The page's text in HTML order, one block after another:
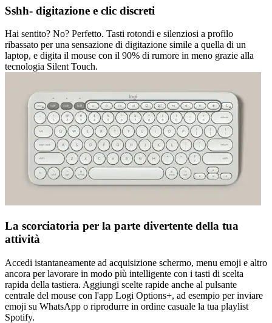
Sshh- digitazione e clic discreti
Hai sentito? No? Perfetto. Tasti rotondi e silenziosi a profilo
ribassato per una sensazione di digitazione simile a quella di un
laptop, e digita il mouse con il 90% di rumore in meno grazie alla
tecnologia Silent Touch.
La scorciatoria per la parte divertente della tua
attività
Accedi istantaneamente ad acquisizione schermo, menu emoji e altro
ancora per lavorare in modo più intelligente con i tasti di scelta
rapida della tastiera. Aggiungi scelte rapide anche al pulsante
centrale del mouse con l'app Logi Options+, ad esempio per inviare
emoji su WhatsApp o riprodurre in ordine casuale la tua playlist
Spotify.